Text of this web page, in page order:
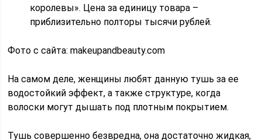
королевы». Цена за единицу товара –
приблизительно полторы тысячи рублей.
Фото с сайта: makeupandbeauty.com
На самом деле, женщины любят данную тушь за ее
водостойкий эффект, а также структуре, когда
волоски могут дышать под плотным покрытием.
Тушь совершенно безвредна, она достаточно жидкая,